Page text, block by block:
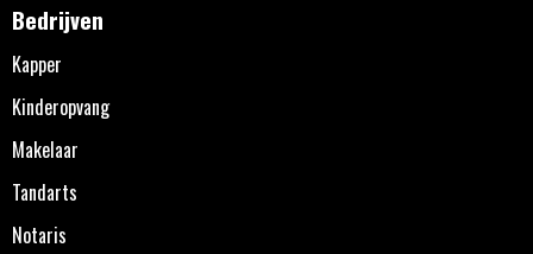
Bedrijven
Kapper
Kinderopvang
Makelaar
Tandarts
Notaris